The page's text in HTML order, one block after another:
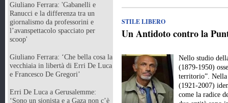
Giuliano Ferrara: 'Gabanelli e
Ranucci e la differenza tra un
giornalismo da professorini e
l’avanspettacolo spacciato per
scoop'
Giuliano Ferrara: ‘Che bella cosa la
vecchiaia in libertà di Erri De Luca
e Francesco De Gregori’
Erri De Luca a Gerusalemme:
‘Sono un sionista e a Gaza non c’è
STILE LIBERO
Un Antidoto contro la
Nello studio
(1879-1950)
territorio”. Nella
(1921-2007)
come la radice